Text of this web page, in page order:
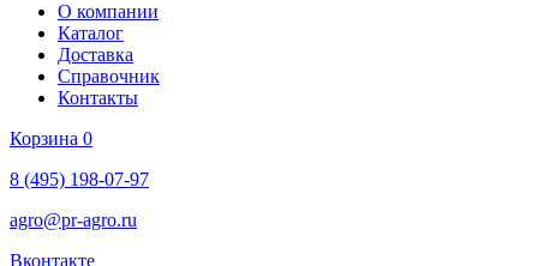
О компании
Каталог
Доставка
Справочник
Контакты
Корзина 0
8 (495) 198-07-97
agro@pr-agro.ru
Вконтакте